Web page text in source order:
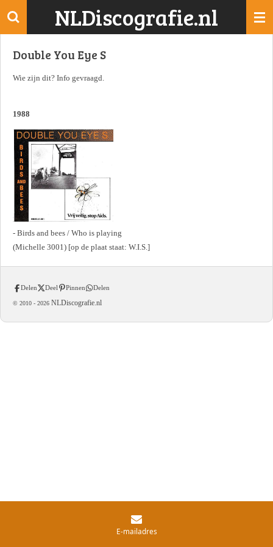
Ga
de
NLDiscografie.nl
Double You Eye S
Wie zijn dit? Info gevraagd.
1988
- Birds and bees / Who is playing
(Michelle 3001) [op de plaat staat: W.I.S.]
Delen Deel Pinnen Delen
© 2010 - 2026 NLDiscografie.nl
E-mailadres